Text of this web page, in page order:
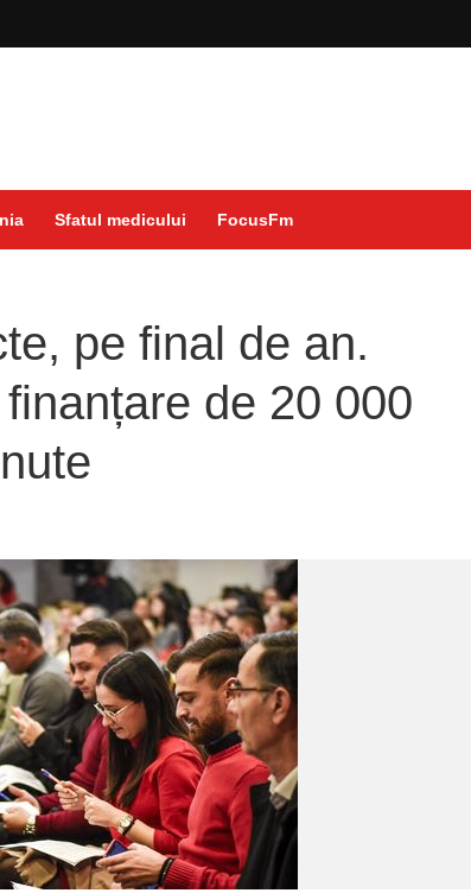
Sfatul medicului FocusFm
pe final de an.
de 20 000